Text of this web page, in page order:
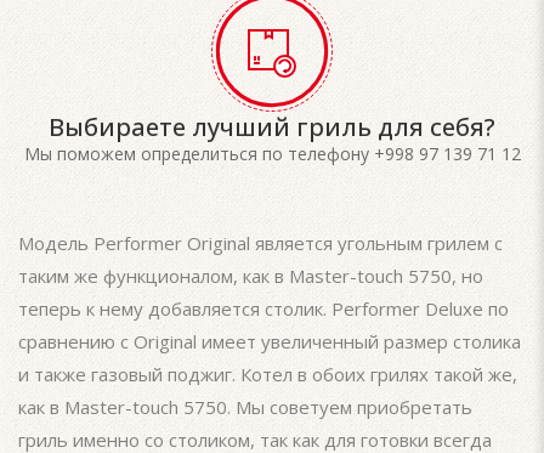
Выбираете лучший гриль для себя?
Мы поможем определиться по телефону +998 97 139 71 12
Модель Performer Original является угольным грилем с
таким же функционалом, как в Master-touch 5750, но
теперь к нему добавляется столик. Performer Deluxe по
сравнению с Original имеет увеличенный размер столика
и также газовый поджиг. Котел в обоих грилях такой же,
как в Master-touch 5750. Мы советуем приобретать
гриль именно со столиком, так как для готовки всегда